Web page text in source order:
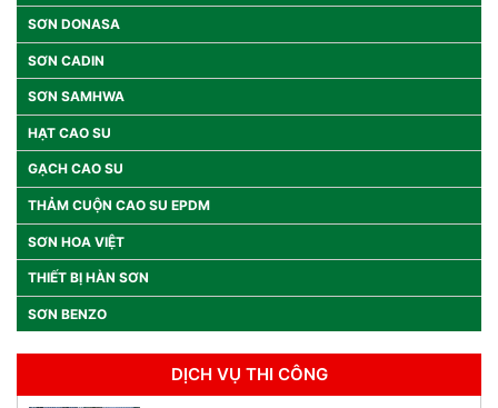
SƠN DONASA
SƠN CADIN
SƠN SAMHWA
HẠT CAO SU
GẠCH CAO SU
THẢM CUỘN CAO SU EPDM
SƠN HOA VIỆT
THIẾT BỊ HÀN SƠN
SƠN BENZO
DỊCH VỤ THI CÔNG